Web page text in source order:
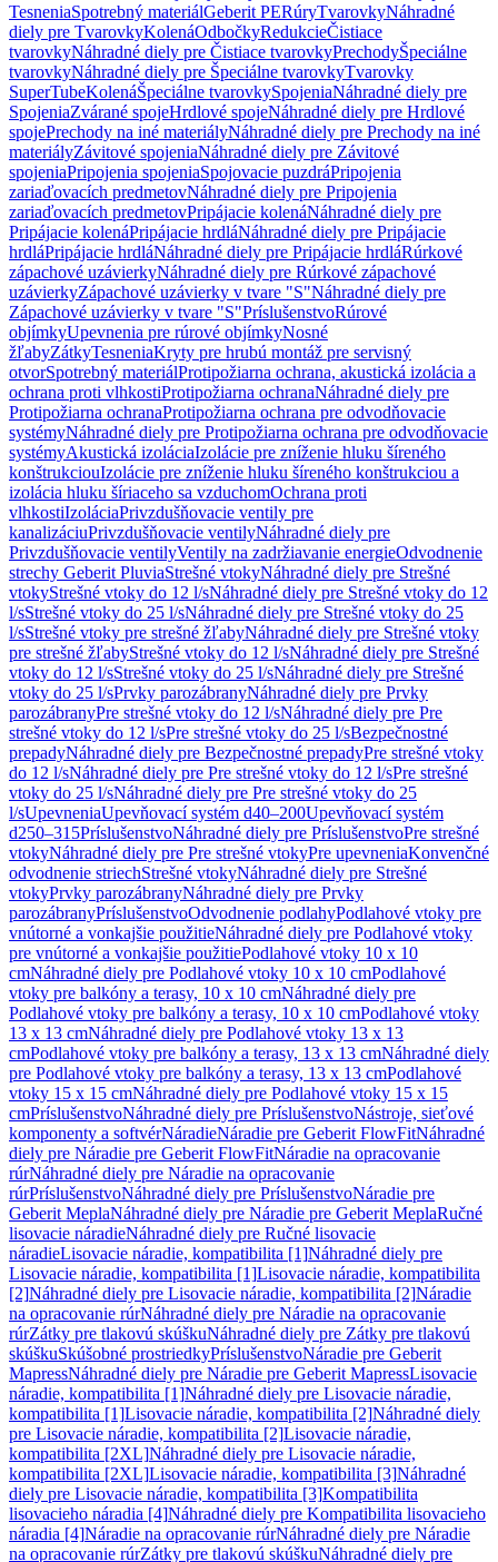
TesneniaSpotrebný materiálGeberit PERúryTvarovkyNáhradné
diely pre TvarovkyKolenáOdbočkyRedukcieČistiace
tvarovkyNáhradné diely pre Čistiace tvarovkyPrechodyŠpeciálne
tvarovkyNáhradné diely pre Špeciálne tvarovkyTvarovky
SuperTubeKolenáŠpeciálne tvarovkySpojeniaNáhradné diely pre
SpojeniaZvárané spojeHrdlové spojeNáhradné diely pre Hrdlové
spojePrechody na iné materiályNáhradné diely pre Prechody na iné
materiályZávitové spojeniaNáhradné diely pre Závitové
spojeniaPripojenia spojeniaSpojovacie puzdráPripojenia
zariaďovacích predmetovNáhradné diely pre Pripojenia
zariaďovacích predmetovPripájacie kolenáNáhradné diely pre
Pripájacie kolenáPripájacie hrdláNáhradné diely pre Pripájacie
hrdláPripájacie hrdláNáhradné diely pre Pripájacie hrdláRúrkové
zápachové uzávierkyNáhradné diely pre Rúrkové zápachové
uzávierkyZápachové uzávierky v tvare "S"Náhradné diely pre
Zápachové uzávierky v tvare "S"PríslušenstvoRúrové
objímkyUpevnenia pre rúrové objímkyNosné
žľabyZátkyTesneniaKryty pre hrubú montáž pre servisný
otvorSpotrebný materiálProtipožiarna ochrana, akustická izolácia a
ochrana proti vlhkostiProtipožiarna ochranaNáhradné diely pre
Protipožiarna ochranaProtipožiarna ochrana pre odvodňovacie
systémyNáhradné diely pre Protipožiarna ochrana pre odvodňovacie
systémyAkustická izoláciaIzolácie pre zníženie hluku šíreného
konštrukciouIzolácie pre zníženie hluku šíreného konštrukciou a
izolácia hluku šíriaceho sa vzduchomOchrana proti
vlhkostiIzoláciaPrivzdušňovacie ventily pre
kanalizáciuPrivzdušňovacie ventilyNáhradné diely pre
Privzdušňovacie ventilyVentily na zadržiavanie energieOdvodnenie
strechy Geberit PluviaStrešné vtokyNáhradné diely pre Strešné
vtokyStrešné vtoky do 12 l/sNáhradné diely pre Strešné vtoky do 12
l/sStrešné vtoky do 25 l/sNáhradné diely pre Strešné vtoky do 25
l/sStrešné vtoky pre strešné žľabyNáhradné diely pre Strešné vtoky
pre strešné žľabyStrešné vtoky do 12 l/sNáhradné diely pre Strešné
vtoky do 12 l/sStrešné vtoky do 25 l/sNáhradné diely pre Strešné
vtoky do 25 l/sPrvky parozábranyNáhradné diely pre Prvky
parozábranyPre strešné vtoky do 12 l/sNáhradné diely pre Pre
strešné vtoky do 12 l/sPre strešné vtoky do 25 l/sBezpečnostné
prepadyNáhradné diely pre Bezpečnostné prepadyPre strešné vtoky
do 12 l/sNáhradné diely pre Pre strešné vtoky do 12 l/sPre strešné
vtoky do 25 l/sNáhradné diely pre Pre strešné vtoky do 25
l/sUpevneniaUpevňovací systém d40–200Upevňovací systém
d250–315PríslušenstvoNáhradné diely pre PríslušenstvoPre strešné
vtokyNáhradné diely pre Pre strešné vtokyPre upevneniaKonvenčné
odvodnenie striechStrešné vtokyNáhradné diely pre Strešné
vtokyPrvky parozábranyNáhradné diely pre Prvky
parozábranyPríslušenstvoOdvodnenie podlahyPodlahové vtoky pre
vnútorné a vonkajšie použitieNáhradné diely pre Podlahové vtoky
pre vnútorné a vonkajšie použitiePodlahové vtoky 10 x 10
cmNáhradné diely pre Podlahové vtoky 10 x 10 cmPodlahové
vtoky pre balkóny a terasy, 10 x 10 cmNáhradné diely pre
Podlahové vtoky pre balkóny a terasy, 10 x 10 cmPodlahové vtoky
13 x 13 cmNáhradné diely pre Podlahové vtoky 13 x 13
cmPodlahové vtoky pre balkóny a terasy, 13 x 13 cmNáhradné diely
pre Podlahové vtoky pre balkóny a terasy, 13 x 13 cmPodlahové
vtoky 15 x 15 cmNáhradné diely pre Podlahové vtoky 15 x 15
cmPríslušenstvoNáhradné diely pre PríslušenstvoNástroje, sieťové
komponenty a softvérNáradieNáradie pre Geberit FlowFitNáhradné
diely pre Náradie pre Geberit FlowFitNáradie na opracovanie
rúrNáhradné diely pre Náradie na opracovanie
rúrPríslušenstvoNáhradné diely pre PríslušenstvoNáradie pre
Geberit MeplaNáhradné diely pre Náradie pre Geberit MeplaRučné
lisovacie náradieNáhradné diely pre Ručné lisovacie
náradieLisovacie náradie, kompatibilita [1]Náhradné diely pre
Lisovacie náradie, kompatibilita [1]Lisovacie náradie, kompatibilita
[2]Náhradné diely pre Lisovacie náradie, kompatibilita [2]Náradie
na opracovanie rúrNáhradné diely pre Náradie na opracovanie
rúrZátky pre tlakovú skúškuNáhradné diely pre Zátky pre tlakovú
skúškuSkúšobné prostriedkyPríslušenstvoNáradie pre Geberit
MapressNáhradné diely pre Náradie pre Geberit MapressLisovacie
náradie, kompatibilita [1]Náhradné diely pre Lisovacie náradie,
kompatibilita [1]Lisovacie náradie, kompatibilita [2]Náhradné diely
pre Lisovacie náradie, kompatibilita [2]Lisovacie náradie,
kompatibilita [2XL]Náhradné diely pre Lisovacie náradie,
kompatibilita [2XL]Lisovacie náradie, kompatibilita [3]Náhradné
diely pre Lisovacie náradie, kompatibilita [3]Kompatibilita
lisovacieho náradia [4]Náhradné diely pre Kompatibilita lisovacieho
náradia [4]Náradie na opracovanie rúrNáhradné diely pre Náradie
na opracovanie rúrZátky pre tlakovú skúškuNáhradné diely pre